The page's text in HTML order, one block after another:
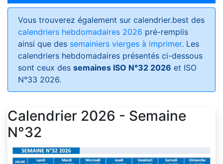
Vous trouverez également sur calendrier.best des
calendriers hebdomadaires 2026 pré-remplis
ainsi que des semainiers vierges à imprimer. Les
calendriers hebdomadaires présentés ci-dessous
sont ceux des semaines ISO N°32 2026 et ISO
N°33 2026.
Calendrier 2026 - Semaine
N°32